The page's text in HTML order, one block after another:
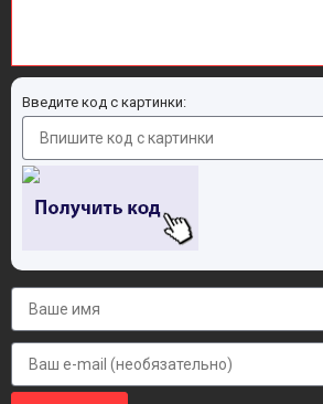
Введите код с картинки: